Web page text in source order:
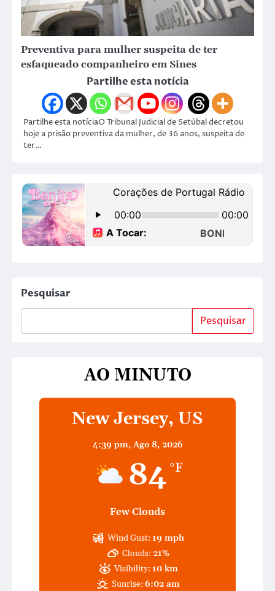
Preventiva para mulher suspeita de ter
esfaqueado companheiro em Sines
Partilhe esta notícia
Partilhe esta notíciaO Tribunal Judicial de Setúbal decretou
hoje a prisão preventiva da mulher, de 36 anos, suspeita de
ter…
Pesquisar
Pesquisar
AO MINUTO
New Jersey, US
4:39 pm, Ago 8, 2026
84 °F
Few Clouds
Wind Gust: 19 mph
Clouds:21%
Visibility: 10 km
Sunrise:6:02 am